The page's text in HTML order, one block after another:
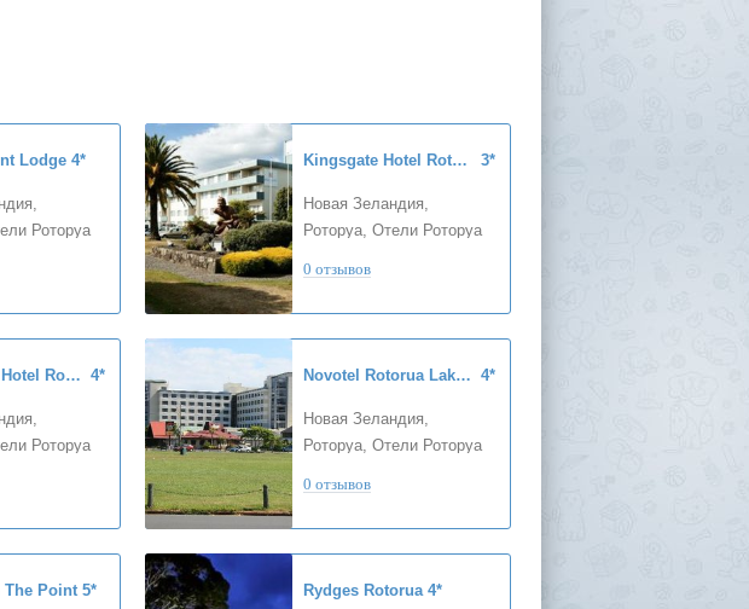
Lodge 4*
Роторуа
Kingsgate Hotel Rotorua 3*
Новая Зеландия,
Роторуа, Отели Роторуа
0 отзывов
Millennium Hotel Rotorua 4*
Роторуа
Novotel Rotorua Lakeside 4*
Новая Зеландия,
Роторуа, Отели Роторуа
0 отзывов
The Point 5* Rydges Rotorua 4*